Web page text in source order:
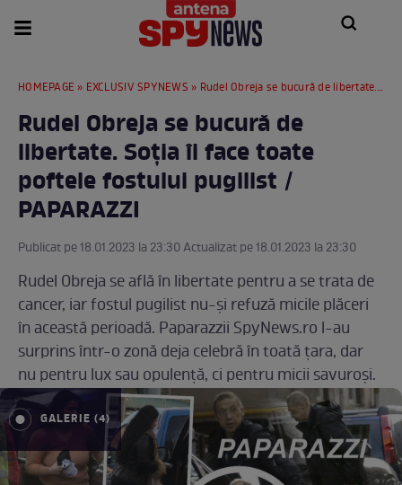
HOMEPAGE » EXCLUSIV SPYNEWS » Rudel Obreja se bucură de libertate. Soția îi face toate poftele fostului pugilist / PAPARAZZI
Rudel Obreja se bucură de
libertate. Soția îi face toate
poftele fostului pugilist /
PAPARAZZI
Publicat pe 18.01.2023 la 23:30 Actualizat pe 18.01.2023 la 23:30
Rudel Obreja se află în libertate pentru a se trata de
cancer, iar fostul pugilist nu-și refuză micile plăceri
în această perioadă. Paparazzii SpyNews.ro l-au
surprins într-o zonă deja celebră în toată țara, dar
nu pentru lux sau opulență, ci pentru micii savuroși.
GALERIE (4)